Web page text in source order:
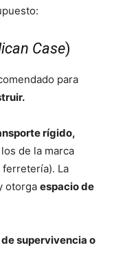
Case)
para
rígido,
de la marca
La
otorga espacio de
supervivencia o